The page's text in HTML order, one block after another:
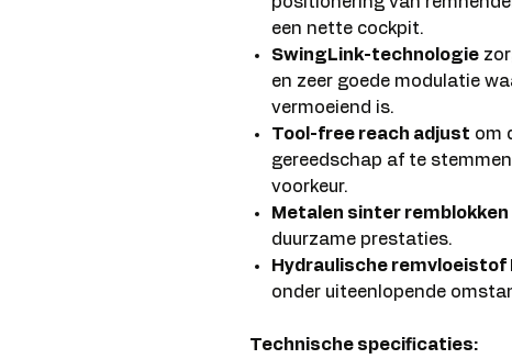
een nette cockpit.
SwingLink-technologie
en zeer goede modulatie
vermoeiend is.
Tool-free reach adjust om
gereedschap af te
voorkeur.
Metalen sinter remblokken
duurzame prestaties.
Hydraulische remvloeistof
onder uiteenlopende
Technische specificaties: